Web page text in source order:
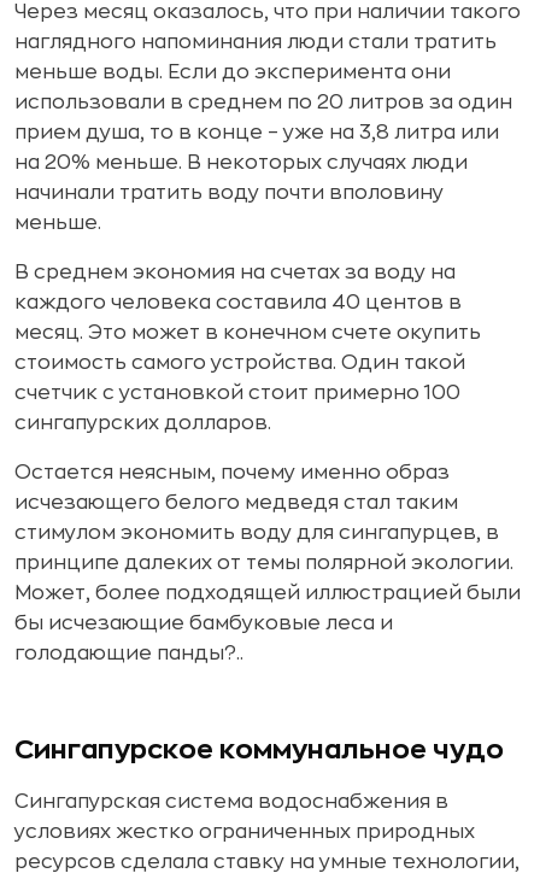
Через месяц оказалось, что при наличии такого
наглядного напоминания люди стали тратить
меньше воды. Если до эксперимента они
использовали в среднем по 20 литров за один
прием душа, то в конце – уже на 3,8 литра или
на 20% меньше. В некоторых случаях люди
начинали тратить воду почти вполовину
меньше.
В среднем экономия на счетах за воду на
каждого человека составила 40 центов в
месяц. Это может в конечном счете окупить
стоимость самого устройства. Один такой
счетчик с установкой стоит примерно 100
сингапурских долларов.
Остается неясным, почему именно образ
исчезающего белого медведя стал таким
стимулом экономить воду для сингапурцев, в
принципе далеких от темы полярной экологии.
Может, более подходящей иллюстрацией были
бы исчезающие бамбуковые леса и
голодающие панды?..
Сингапурское коммунальное чудо
Сингапурская система водоснабжения в
условиях жестко ограниченных природных
ресурсов сделала ставку на умные технологии,